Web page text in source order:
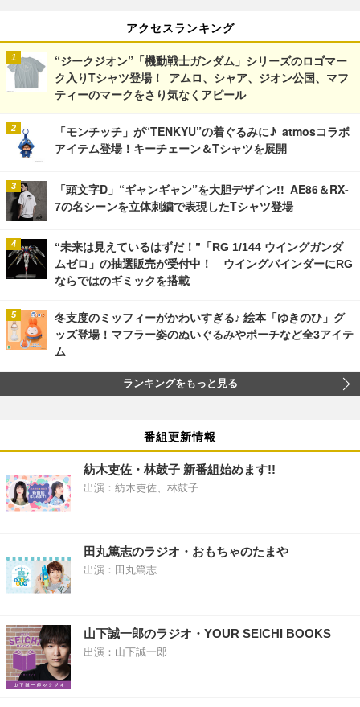
アクセスランキング
“ジークジオン”「機動戦士ガンダム」シリーズのロゴマー
ク入りTシャツ登場！ アムロ、シャア、ジオン公国、マフ
ティーのマークをさり気なくアピール
「モンチッチ」が“TENKYU”の着ぐるみに♪ atmosコラボ
アイテム登場！キーチェーン＆Tシャツを展開
「頭文字D」“ギャンギャン”を大胆デザイン!! AE86＆RX-
7の名シーンを立体刺繍で表現したTシャツ登場
“未来は見えているはずだ！”「RG 1/144 ウイングガンダ
ムゼロ」の抽選販売が受付中！ ウイングバインダーにRG
ならではのギミックを搭載
冬支度のミッフィーがかわいすぎる♪ 絵本「ゆきのひ」グ
ッズ登場！マフラー姿のぬいぐるみやポーチなど全3アイテ
ム
ランキングをもっと見る
番組更新情報
紡木吏佐・林鼓子 新番組始めます!!
出演：紡木吏佐、林鼓子
田丸篤志のラジオ・おもちゃのたまや
出演：田丸篤志
山下誠一郎のラジオ・YOUR SEICHI BOOKS
出演：山下誠一郎